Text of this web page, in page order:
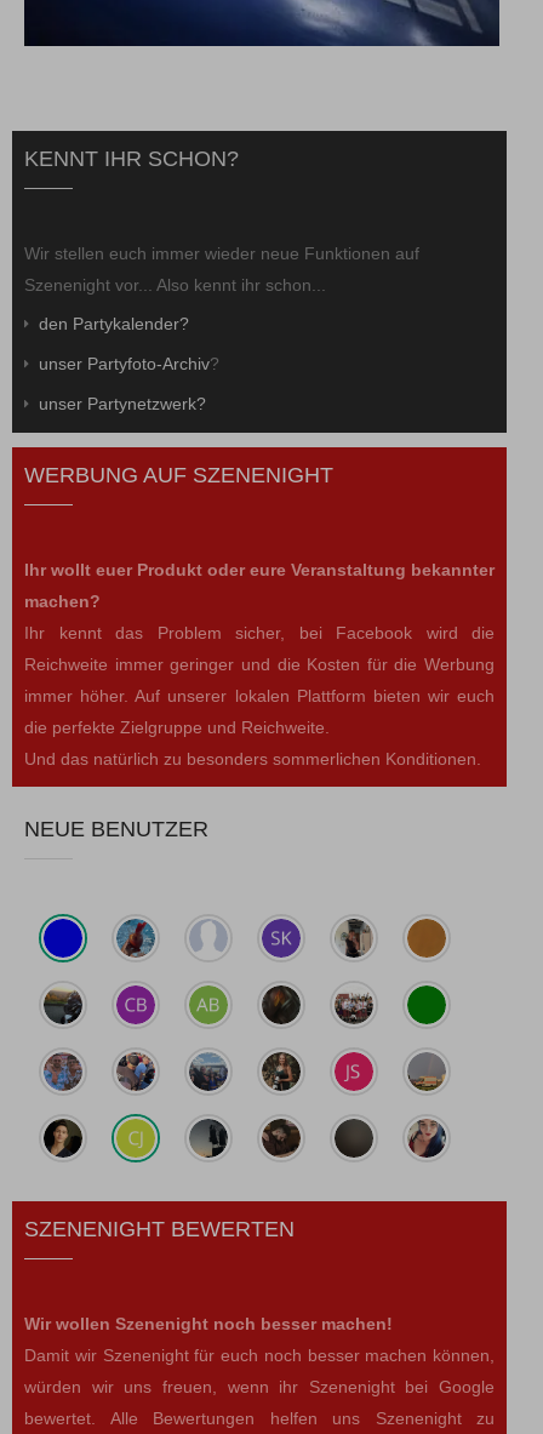
KENNT IHR SCHON?
Wir stellen euch immer wieder neue Funktionen auf
Szenenight vor... Also kennt ihr schon...
den Partykalender?
unser Partyfoto-Archiv?
unser Partynetzwerk?
WERBUNG AUF SZENENIGHT
Ihr wollt euer Produkt oder eure Veranstaltung bekannter
machen?
Ihr kennt das Problem sicher, bei Facebook wird die
Reichweite immer geringer und die Kosten für die Werbung
immer höher. Auf unserer lokalen Plattform bieten wir euch
die perfekte Zielgruppe und Reichweite.
Und das natürlich zu besonders sommerlichen Konditionen.
NEUE BENUTZER
SZENENIGHT BEWERTEN
Wir wollen Szenenight noch besser machen!
Damit wir Szenenight für euch noch besser machen können,
würden wir uns freuen, wenn ihr Szenenight bei Google
bewertet. Alle Bewertungen helfen uns Szenenight zu